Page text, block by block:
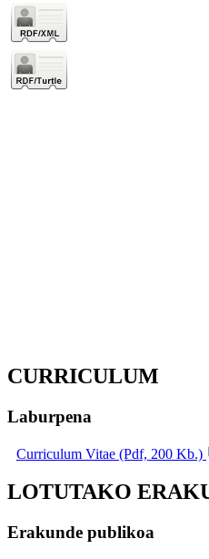
CURRICULUM
Laburpena
Curriculum Vitae (Pdf, 200 Kb.)
LOTUTAKO
Erakunde publikoa